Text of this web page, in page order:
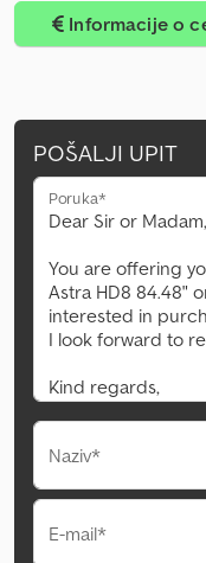
Informacije o
POŠALJI UPIT
Poruka*
Naziv*
E-mail*